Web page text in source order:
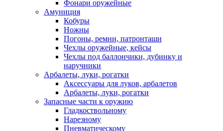
Фонари оружейные
Амуниция
Кобуры
Ножны
Погоны, ремни, патронташи
Чехлы оружейные, кейсы
Чехлы под баллончики, дубинку и
наручники
Арбалеты, луки, рогатки
Аксессуары для луков, арбалетов
Арбалеты, луки, рогатки
Запасные части к оружию
Гладкоствольному
Нарезному
Пневматическому